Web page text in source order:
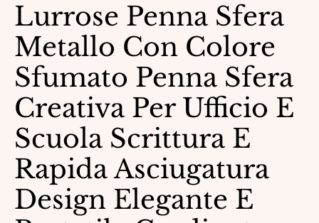
Lurrose Penna Sfera
Metallo Con Colore
Sfumato Penna Sfera
Creativa Per Ufficio E
Scuola Scrittura E
Rapida Asciugatura
Design Elegante E